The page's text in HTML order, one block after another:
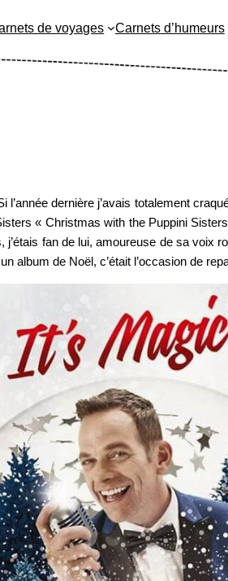
de voyages Carnets d’humeurs
dernière j’avais totalement
« Christmas with the Puppini
fan de lui, amoureuse de sa voix
album de Noël, c’était l’occasion de